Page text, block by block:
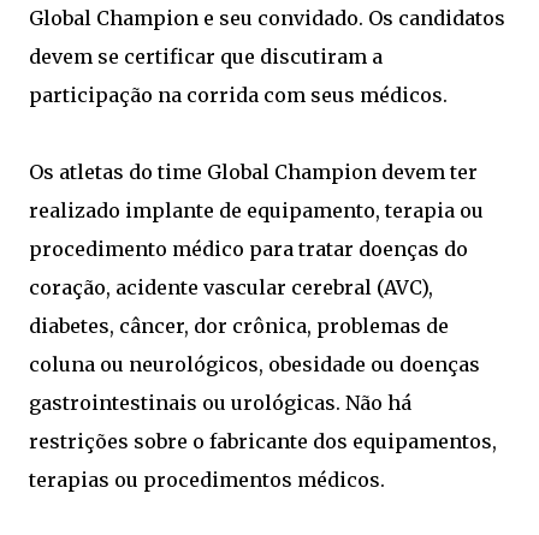
Global Champion e seu convidado. Os candidatos
devem se certificar que discutiram a
participação na corrida com seus médicos.
Os atletas do time Global Champion devem ter
realizado implante de equipamento, terapia ou
procedimento médico para tratar doenças do
coração, acidente vascular cerebral (AVC),
diabetes, câncer, dor crônica, problemas de
coluna ou neurológicos, obesidade ou doenças
gastrointestinais ou urológicas. Não há
restrições sobre o fabricante dos equipamentos,
terapias ou procedimentos médicos.